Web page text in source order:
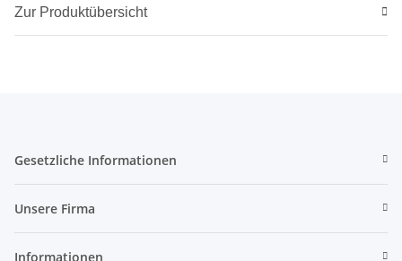
Zur Produktübersicht
Gesetzliche Informationen
Unsere Firma
Informationen